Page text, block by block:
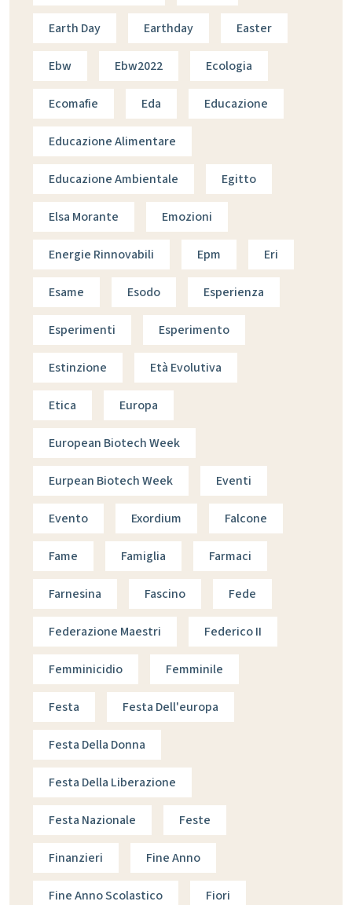
Earth Day Earthday Easter
Ebw Ebw2022 Ecologia
Ecomafie Eda Educazione
Educazione Alimentare
Educazione Ambientale Egitto
Elsa Morante Emozioni
Energie Rinnovabili Epm Eri
Esame Esodo Esperienza
Esperimenti Esperimento
Estinzione Età Evolutiva
Etica Europa
European Biotech Week
Eurpean Biotech Week Eventi
Evento Exordium Falcone
Fame Famiglia Farmaci
Farnesina Fascino Fede
Federazione Maestri Federico II
Femminicidio Femminile
Festa Festa Dell'europa
Festa Della Donna
Festa Della Liberazione
Festa Nazionale Feste
Finanzieri Fine Anno
Fine Anno Scolastico Fiori